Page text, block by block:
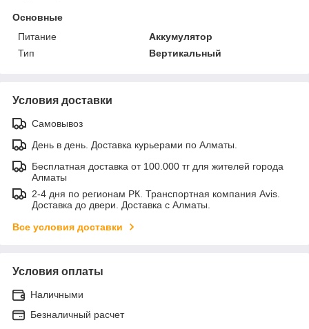
Основные
Питание
Аккумулятор
Тип
Вертикальный
Условия доставки
Самовывоз
День в день. Доставка курьерами по Алматы.
Бесплатная доставка от 100.000 тг для жителей города
Алматы
2-4 дня по регионам РК. Транспортная компания Avis.
Доставка до двери. Доставка с Алматы.
Все условия доставки
Условия оплаты
Наличными
Безналичный расчет